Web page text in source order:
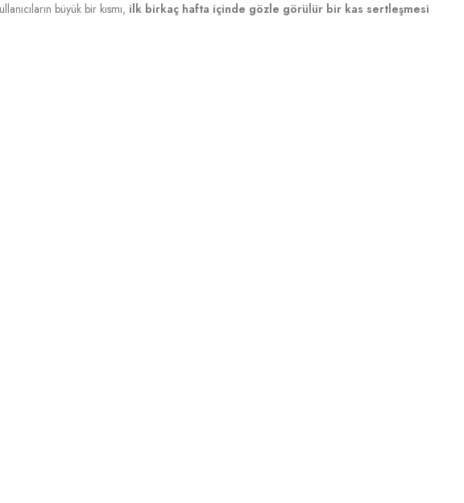
büyük bir kısmı, ilk birkaç hafta içinde gözle görülür bir kas sertleşmesi